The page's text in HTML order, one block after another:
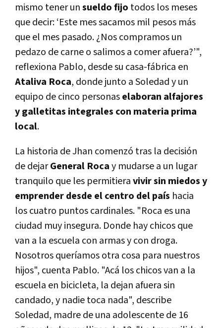
mismo tener unsueldo fijo todos los meses
que decir: ‘Este mes sacamos mil pesos más
que el mes pasado. ¿Nos compramos un
pedazo de carne o salimos a comer afuera?’",
reflexiona Pablo, desde su casa-fábrica en
Ataliva Roca, donde junto a Soledad y un
equipo de cinco personaselaboran alfajores
y galletitas integrales con materia prima
local.
La historia de Jhan comenzó tras la decisión
de dejarGeneral Rocay mudarse a un lugar
tranquilo que les permitieravivir sin miedos y
emprender desde el centro del país hacia
los cuatro puntos cardinales. "Roca es una
ciudad muy insegura. Donde hay chicos que
van a la escuela con armas y con droga.
Nosotros queríamos otra cosa para nuestros
hijos", cuenta Pablo. "Acá los chicos van a la
escuela en bicicleta, la dejan afuera sin
candado, y nadie toca nada", describe
Soledad, madre de una adolescente de 16